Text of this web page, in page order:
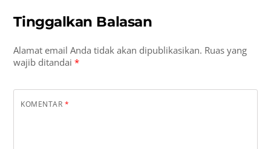
Tinggalkan Balasan
Alamat email Anda tidak akan dipublikasikan. Ruas yang
wajib ditandai*
KOMENTAR *